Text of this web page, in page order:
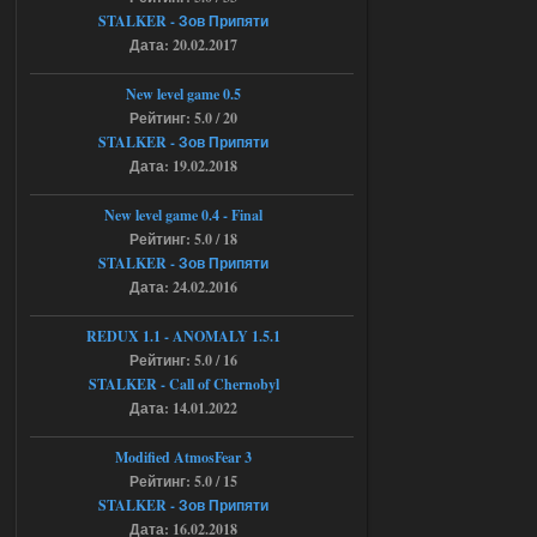
вашего сайта, https://stalker-
mods.su/news/op_2_ogsr_stcop_wp_3_4
_trejler_2022/2022-11-30-6818
Объединенный Пак 2 + OGSR +
STCoP WP 3.4
15:03
andreyforest1993
это и есть эта версия мода
Объединенный Пак 2 + OGSR
+ STCoP WP 3.4, только нет ни каких
анимаций курения и анимаций еды и
экзоча как в трелере
Ответить ➤
04.08.2026
Объединенный Пак 2 + OGSR +
STCoP WP 3.4
https://rutube.ru/video/50be34
3/?r=plemwd
STALKER - Зов Припяти
Дата: 20.02.2017
New level game 0.5
Рейтинг: 5.0 / 20
STALKER - Зов Припяти
Дата: 19.02.2018
New level game 0.4 - Final
Рейтинг: 5.0 / 18
STALKER - Зов Припяти
Дата: 24.02.2016
REDUX 1.1​​​​​​​ - ANOMALY 1.5.1
Рейтинг: 5.0 / 16
STALKER - Call of Chernobyl
Дата: 14.01.2022
Modified AtmosFear 3
Рейтинг: 5.0 / 15
STALKER - Зов Припяти
Дата: 16.02.2018